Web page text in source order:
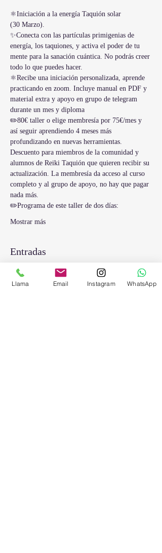
⚛Iniciación a la energía Taquión solar
(30 Marzo).
✨Conecta con las partículas primigenias de
energía, los taquiones, y activa el poder de tu
mente para la sanación cuántica. No podrás creer
todo lo que puedes hacer.
⚛Recibe una iniciación personalizada, aprende
practicando en zoom. Incluye manual en PDF y
material extra y apoyo en grupo de telegram
durante un mes y diploma
✏️80€ taller o elige membresía por 75€/mes y
así seguir aprendiendo 4 meses más
profundizando en nuevas herramientas.
Descuento para miembros de la comunidad y
alumnos de Reiki Taquión que quieren recibir su
actualización. La membresía da acceso al curso
completo y al grupo de apoyo, no hay que pagar
nada más.
✏️Programa de este taller de dos días:
Mostrar más
Entradas
Venta finalizada
Llama Email Instagram WhatsApp